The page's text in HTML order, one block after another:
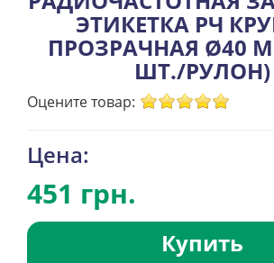
ЭТИКЕТКА РЧ
ПРОЗРАЧНАЯ Ø40
ШТ./РУЛОН)
Оцените товар:
Цена:
451 грн.
Купить